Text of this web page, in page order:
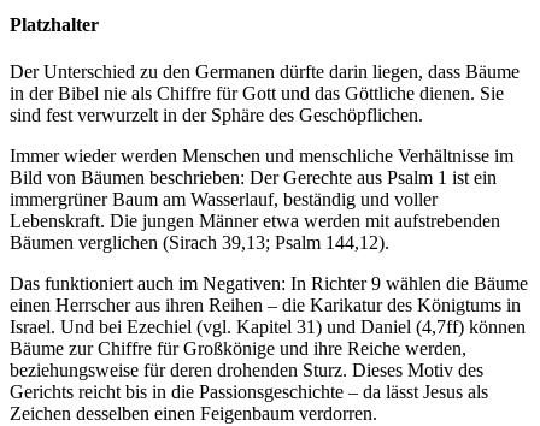
Platzhalter
Der Unterschied zu den Germanen dürfte darin liegen, dass Bäume
in der Bibel nie als Chiffre für Gott und das Göttliche dienen. Sie
sind fest verwurzelt in der Sphäre des Geschöpflichen.
Immer wieder werden Menschen und menschliche Verhältnisse im
Bild von Bäumen beschrieben: Der Gerechte aus Psalm 1 ist ein
immergrüner Baum am Wasserlauf, beständig und voller
Lebenskraft. Die jungen Männer etwa werden mit aufstrebenden
Bäumen verglichen (Sirach 39,13; Psalm 144,12).
Das funktioniert auch im Negativen: In Richter 9 wählen die Bäume
einen Herrscher aus ihren Reihen – die Karikatur des Königtums in
Israel. Und bei Ezechiel (vgl. Kapitel 31) und Daniel (4,7ff) können
Bäume zur Chiffre für Großkönige und ihre Reiche werden,
beziehungsweise für deren drohenden Sturz. Dieses Motiv des
Gerichts reicht bis in die Passionsgeschichte – da lässt Jesus als
Zeichen desselben einen Feigenbaum verdorren.